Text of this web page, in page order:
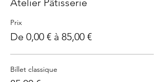
Atelier Pâtisserie
Prix
De 0,00 € à 85,00 €
Billet classique